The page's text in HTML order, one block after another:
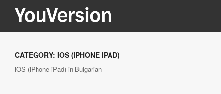
YOUVERSION
Seeking God every day.
CATEGORY: IOS (IPHONE IPAD)
iOS (iPhone iPad) in Bulgarian